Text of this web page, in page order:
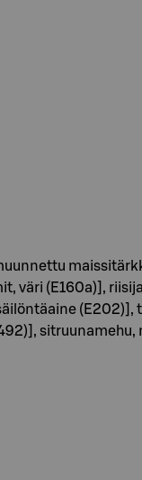
väri (E160a)],